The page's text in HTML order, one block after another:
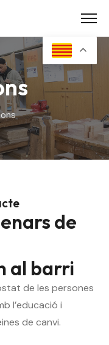
de
al barri
de les persones
l’educació i
de canvi.